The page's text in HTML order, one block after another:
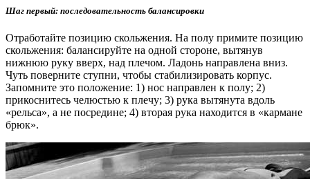
Шаг первый: последовательность балансировки
Отработайте позицию скольжения. На полу примите позицию
скольжения: балансируйте на одной стороне, вытянув
нижнюю руку вверх, над плечом. Ладонь направлена вниз.
Чуть поверните ступни, чтобы стабилизировать корпус.
Запомните это положение: 1) нос направлен к полу; 2)
прикоснитесь челюстью к плечу; 3) рука вытянута вдоль
«рельса», а не посредине; 4) вторая рука находится в «кармане
брюк».